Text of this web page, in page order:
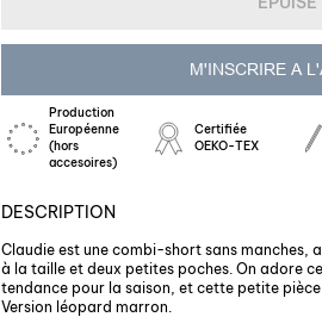
M'INSCRIRE A
Production
Européenne
(hors
accesoires)
Certifiée
OEKO-TEX
DESCRIPTION
Claudie est une combi-short sans manches,
à la taille et deux petites poches. On adore
tendance pour la saison, et cette petite
Version léopard marron.